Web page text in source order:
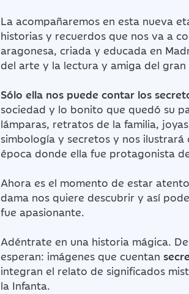
La acompañaremos en esta nueva
historias y recuerdos que nos va a
aragonesa, criada y educada en
del arte y la lectura y amiga del
Sólo ella nos puede contar los
sociedad y lo bonito que quedó su
lámparas, retratos de la familia,
simbología y secretos y nos
época donde ella fue protagonista
Ahora es el momento de estar
dama nos quiere descubrir y así
fue apasionante.
Adéntrate en una historia mágica.
esperan: imágenes que cuentan
integran el relato de significados
la Infanta.